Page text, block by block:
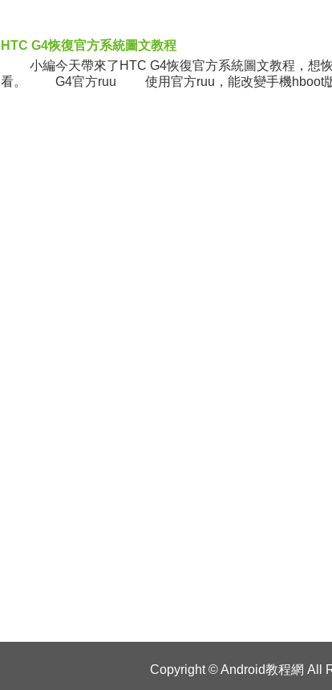
HTC G4恢復官方系統圖文教程
小編今天帶來了HTC G4恢復官方系統圖文教程，想
看。 G4官方ruu 使用官方ruu，能改變手機hboot
Copyright ©Android教程網 All